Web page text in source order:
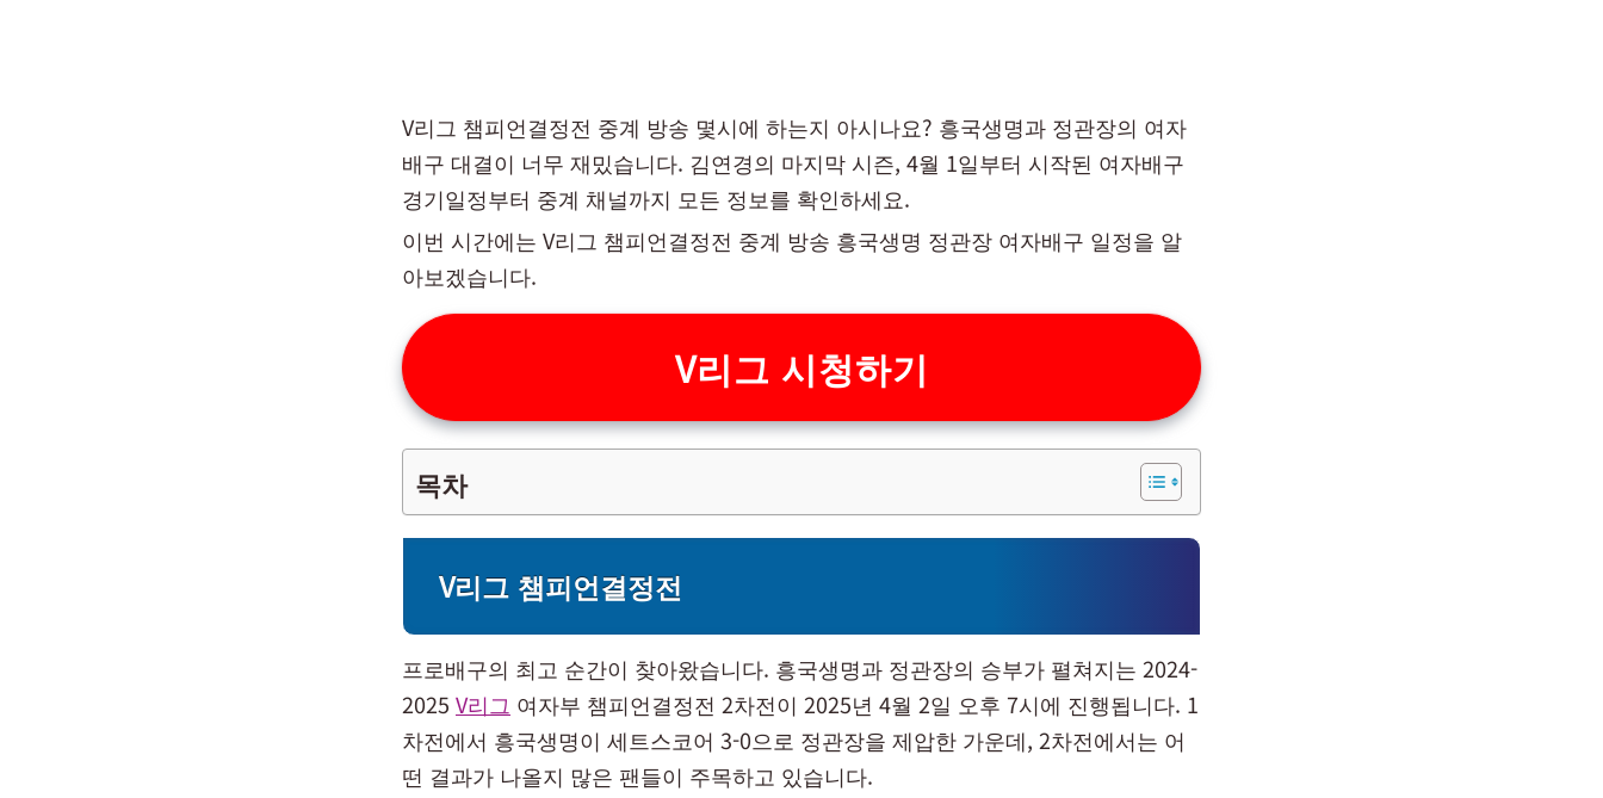
V리그 챔피언결정전 중계 방송 몇시에 하는지 아시나요? 흥국생명과 정관장의 여자
배구 대결이 너무 재밌습니다. 김연경의 마지막 시즌, 4월 1일부터 시작된 여자배구
경기일정부터 중계 채널까지 모든 정보를 확인하세요.
이번 시간에는 V리그 챔피언결정전 중계 방송 흥국생명 정관장 여자배구 일정을 알
아보겠습니다.
V리그 시청하기
목차
V리그 챔피언결정전
프로배구의 최고 순간이 찾아왔습니다. 흥국생명과 정관장의 승부가 펼쳐지는 2024-
2025 V리그 여자부 챔피언결정전 2차전이 2025년 4월 2일 오후 7시에 진행됩니다. 1
차전에서 흥국생명이 세트스코어 3-0으로 정관장을 제압한 가운데, 2차전에서는 어
떤 결과가 나올지 많은 팬들이 주목하고 있습니다.